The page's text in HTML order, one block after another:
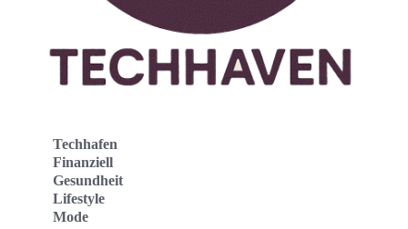
Techhafen
Finanziell
Gesundheit
Lifestyle
Mode